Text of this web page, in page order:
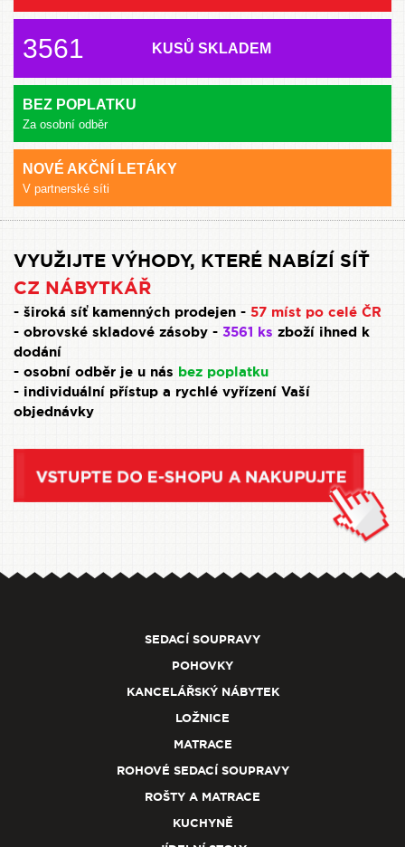
3561 KUSŮ SKLADEM
BEZ POPLATKU
Za osobní odběr
NOVÉ AKČNÍ LETÁKY
V partnerské síti
VYUŽIJTE VÝHODY, KTERÉ NABÍZÍ SÍŤ
CZ NÁBYTKÁŘ
- široká síť kamenných prodejen - 57 míst po celé ČR
- obrovské skladové zásoby - 3561 ks zboží ihned k
dodání
- osobní odběr je u nás bez poplatku
- individuální přístup a rychlé vyřízení Vaší
objednávky
SEDACÍ SOUPRAVY
POHOVKY
KANCELÁŘSKÝ NÁBYTEK
LOŽNICE
MATRACE
ROHOVÉ SEDACÍ SOUPRAVY
ROŠTY A MATRACE
KUCHYNĚ